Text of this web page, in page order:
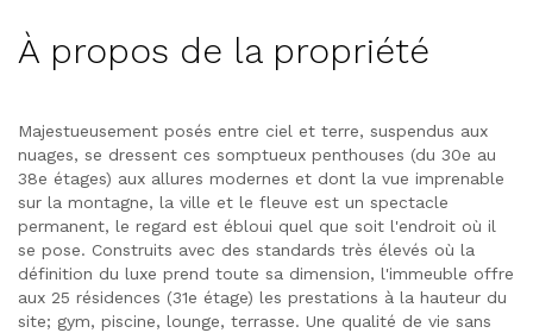
À propos de la propriété
Majestueusement posés entre ciel et terre, suspendus aux
nuages, se dressent ces somptueux penthouses (du 30e au
38e étages) aux allures modernes et dont la vue imprenable
sur la montagne, la ville et le fleuve est un spectacle
permanent, le regard est ébloui quel que soit l'endroit où il
se pose. Construits avec des standards très élevés où la
définition du luxe prend toute sa dimension, l'immeuble offre
aux 25 résidences (31e étage) les prestations à la hauteur du
site; gym, piscine, lounge, terrasse. Une qualité de vie sans